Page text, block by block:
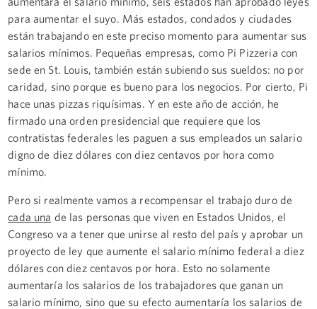
para aumentar el suyo. Más estados, condados y ciudades
están trabajando en este preciso momento para aumentar sus
salarios mínimos. Pequeñas empresas, como Pi Pizzeria con
sede en St. Louis, también están subiendo sus sueldos: no por
caridad, sino porque es bueno para los negocios. Por cierto, Pi
hace unas pizzas riquísimas. Y en este año de acción, he
firmado una orden presidencial que requiere que los
contratistas federales les paguen a sus empleados un salario
digno de diez dólares con diez centavos por hora como
mínimo.
Pero si realmente vamos a recompensar el trabajo duro de
cada una de las personas que viven en Estados Unidos, el
Congreso va a tener que unirse al resto del país y aprobar un
proyecto de ley que aumente el salario mínimo federal a diez
dólares con diez centavos por hora. Esto no solamente
aumentaría los salarios de los trabajadores que ganan un
salario mínimo, sino que su efecto aumentaría los salarios de